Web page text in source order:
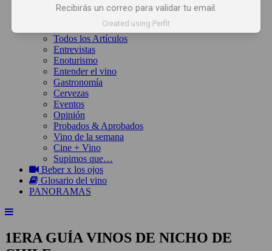
Inicio
Todos los Artículos
Entrevistas
Enoturismo
Entender el vino
Gastronomía
Cervezas
Eventos
Opinión
Probados & Aprobados
Vino de la semana
Cine + Vino
Supimos que…
Beber x los ojos
Glosario del vino
PANORAMAS
1ERA GUÍA VINOS DE NICHO DE
Recibirás un correo para validar tu email.
Created using Perfit